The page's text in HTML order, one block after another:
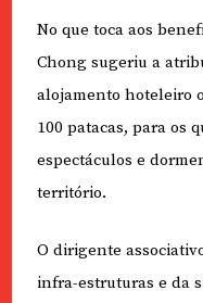
No que toca aos
Chong sugeriu a
alojamento hoteleiro
100 patacas, para os
espectáculos e
território.
O dirigente
infra-estruturas e da